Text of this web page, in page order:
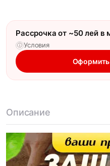
Рассрочка от ~50 лей в
ⓘ Условия
Оформить
Описание